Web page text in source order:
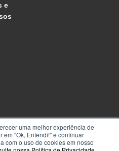
uma melhor experiência de
em "Ok, Entendi!" e continuar
com o uso de cookies em nosso
e